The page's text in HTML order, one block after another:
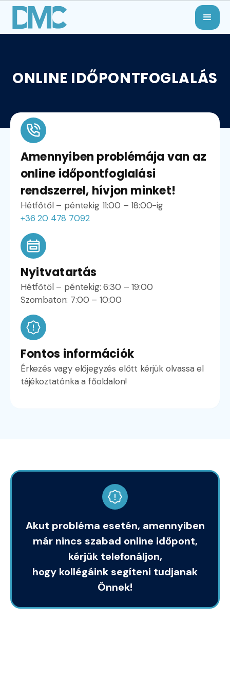
ONLINE IDŐPONTFOGLALÁS
Amennyiben problémája van az
online időpontfoglalási
rendszerrel, hívjon minket!
Hétfőtől – péntekig 11:00 – 18:00-ig
+36 20 478 7092
Nyitvatartás
Hétfőtől – péntekig: 6:30 – 19:00
Szombaton: 7:00 – 10:00
Fontos információk
Érkezés vagy előjegyzés előtt kérjük olvassa el
tájékoztatónka a főoldalon!
Akut probléma esetén, amennyiben
már nincs szabad online időpont,
kérjük telefonáljon,
hogy kollégáink segíteni tudjanak
Önnek!